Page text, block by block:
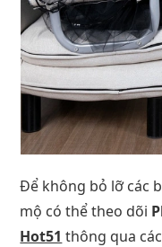
Để không bỏ lỡ các
mộ có thể theo dõi
Hot51 thông qua